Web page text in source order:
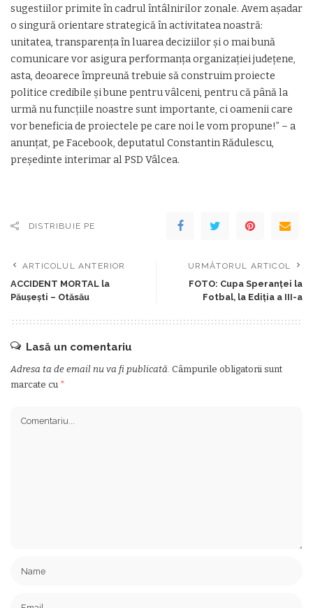
sugestiilor primite în cadrul întâlnirilor zonale. Avem aşadar
o singură orientare strategică în activitatea noastră:
unitatea, transparenţa în luarea deciziilor şi o mai bună
comunicare vor asigura performanţa organizaţiei judeţene,
asta, deoarece împreună trebuie să construim proiecte
politice credibile şi bune pentru vâlceni, pentru că până la
urmă nu funcţiile noastre sunt importante, ci oamenii care
vor beneficia de proiectele pe care noi le vom propune!” – a
anunţat, pe Facebook, deputatul Constantin Rădulescu,
preşedinte interimar al PSD Vâlcea.
DISTRIBUIE PE
ARTICOLUL ANTERIOR
ACCIDENT MORTAL la
Păuşeşti – Otăsău
URMĂTORUL ARTICOL
FOTO: Cupa Speranţei la
Fotbal, la Ediţia a III-a
Lasă un comentariu
Adresa ta de email nu va fi publicată. Câmpurile obligatorii sunt
marcate cu *